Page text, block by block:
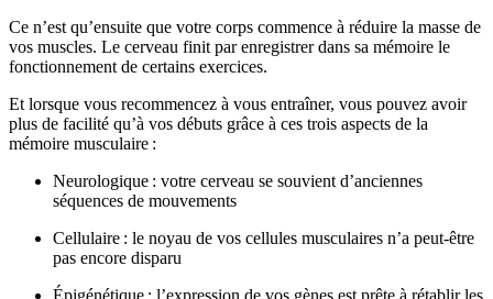
Ce n’est qu’ensuite que votre corps commence à réduire la masse de
vos muscles. Le cerveau finit par enregistrer dans sa mémoire le
fonctionnement de certains exercices.
Et lorsque vous recommencez à vous entraîner, vous pouvez avoir
plus de facilité qu’à vos débuts grâce à ces trois aspects de la
mémoire musculaire :
Neurologique : votre cerveau se souvient d’anciennes
séquences de mouvements
Cellulaire : le noyau de vos cellules musculaires n’a peut-être
pas encore disparu
Épigénétique : l’expression de vos gènes est prête à rétablir les